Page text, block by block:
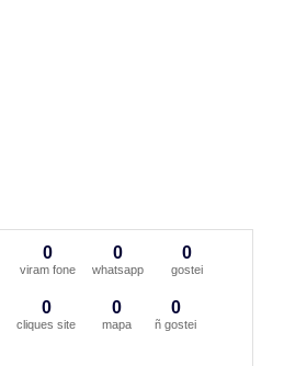
0
viram fone
0
whatsapp
0
gostei
0
cliques site
0
mapa
0
ñ gostei